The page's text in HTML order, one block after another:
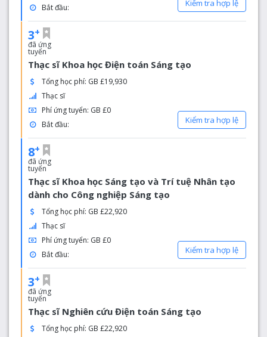
Bắt đầu: Kiểm tra hợp lệ
3+
đã ứng
tuyển
Thạc sĩ Khoa học Điện toán Sáng tạo
Tổng học phí: GB £19,930
Thạc sĩ
Phí ứng tuyển: GB £0
Bắt đầu:
Kiểm tra hợp lệ
8+
đã ứng
tuyển
Thạc sĩ Khoa học Sáng tạo và Trí tuệ Nhân tạo
dành cho Công nghiệp Sáng tạo
Tổng học phí: GB £22,920
Thạc sĩ
Phí ứng tuyển: GB £0
Bắt đầu:
Kiểm tra hợp lệ
3+
đã ứng
tuyển
Thạc sĩ Nghiên cứu Điện toán Sáng tạo
Tổng học phí: GB £22,920